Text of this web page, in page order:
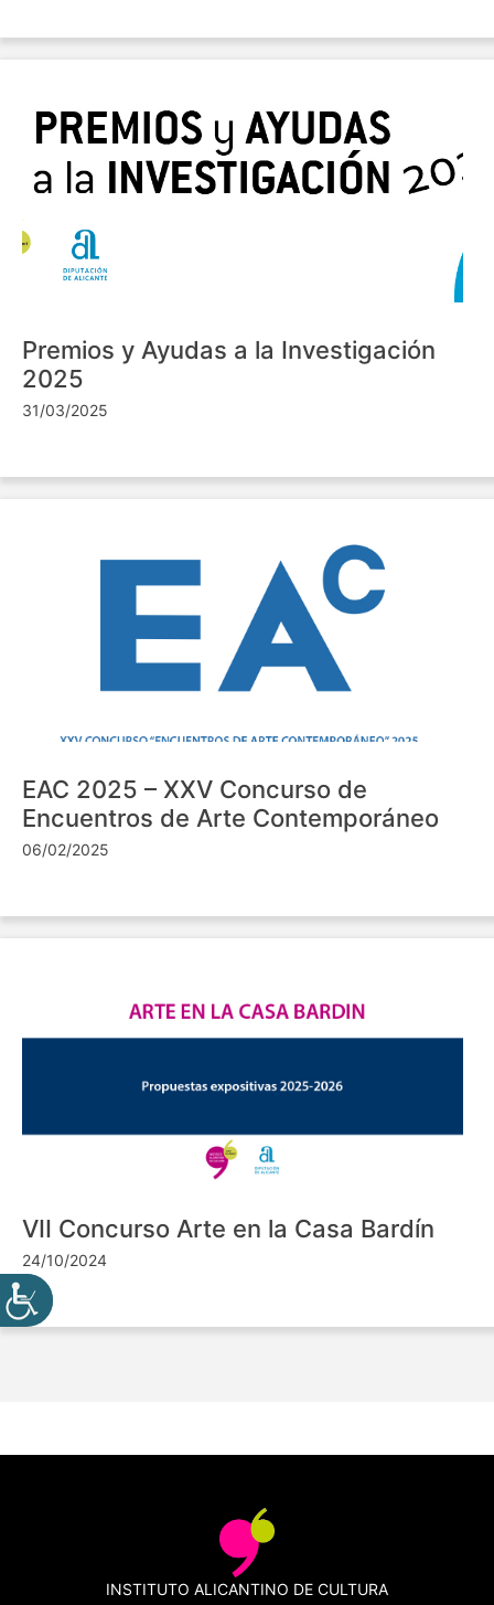
Premios y Ayudas a la Investigación
2025
31/03/2025
EAC 2025 – XXV Concurso de
Encuentros de Arte Contemporáneo
06/02/2025
VII Concurso Arte en la Casa Bardín
24/10/2024
INSTITUTO ALICANTINO DE CULTURA